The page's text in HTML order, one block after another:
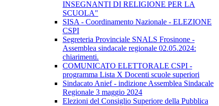
INSEGNANTI DI RELIGIONE PER LA
SCUOLA"
SISA - Coordinamento Nazionale - ELEZIONE
CSPI
Segreteria Provinciale SNALS Frosinone -
Assemblea sindacale regionale 02.05.2024:
chiarimenti.
COMUNICATO ELETTORALE CSPI -
programma Lista X Docenti scuole superiori
Sindacato Anief - indizione Assemblea Sindacale
Regionale 3 maggio 2024
Elezioni del Consiglio Superiore della Pubblica